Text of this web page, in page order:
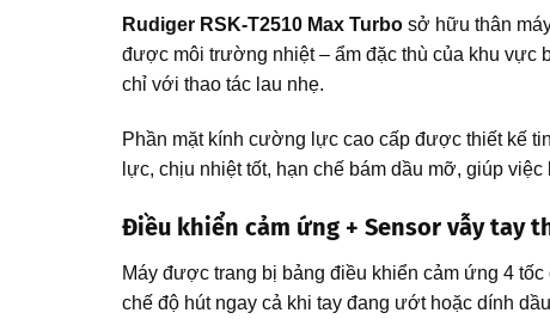
Rudiger RSK-T2510 Max Turbo sở hữu thân
được môi trường nhiệt – ẩm đặc thù của khu vực
chỉ với thao tác lau nhẹ.
Phần mặt kính cường lực cao cấp được thiết kế
lực, chịu nhiệt tốt, hạn chế bám dầu mỡ, giúp
Điều khiển cảm ứng + Sensor vẫy tay
Máy được trang bị bảng điều khiển cảm ứng 4
chế độ hút ngay cả khi tay đang ướt hoặc dính